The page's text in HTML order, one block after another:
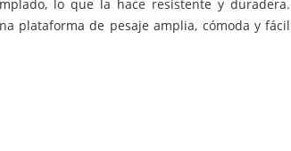
lo que la hace resistente y duradera.
plataforma de pesaje amplia, cómoda y fácil